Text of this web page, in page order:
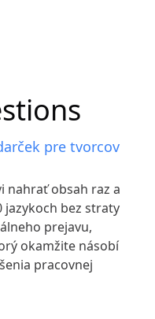
pre tvorcov
nahrať obsah raz a
jazykoch bez straty
prejavu,
okamžite násobí
pracovnej